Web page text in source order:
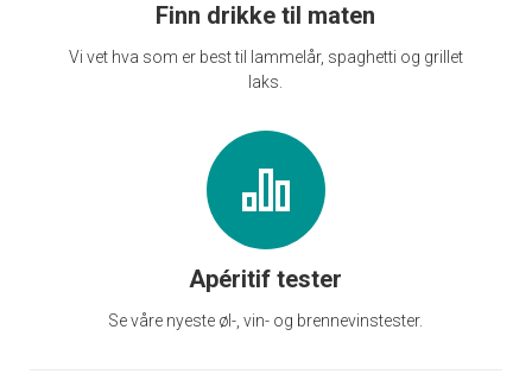
Finn drikke til maten
Vi vet hva som er best til lammelår, spaghetti og grillet
laks.
Apéritif tester
Se våre nyeste øl-, vin- og brennevinstester.